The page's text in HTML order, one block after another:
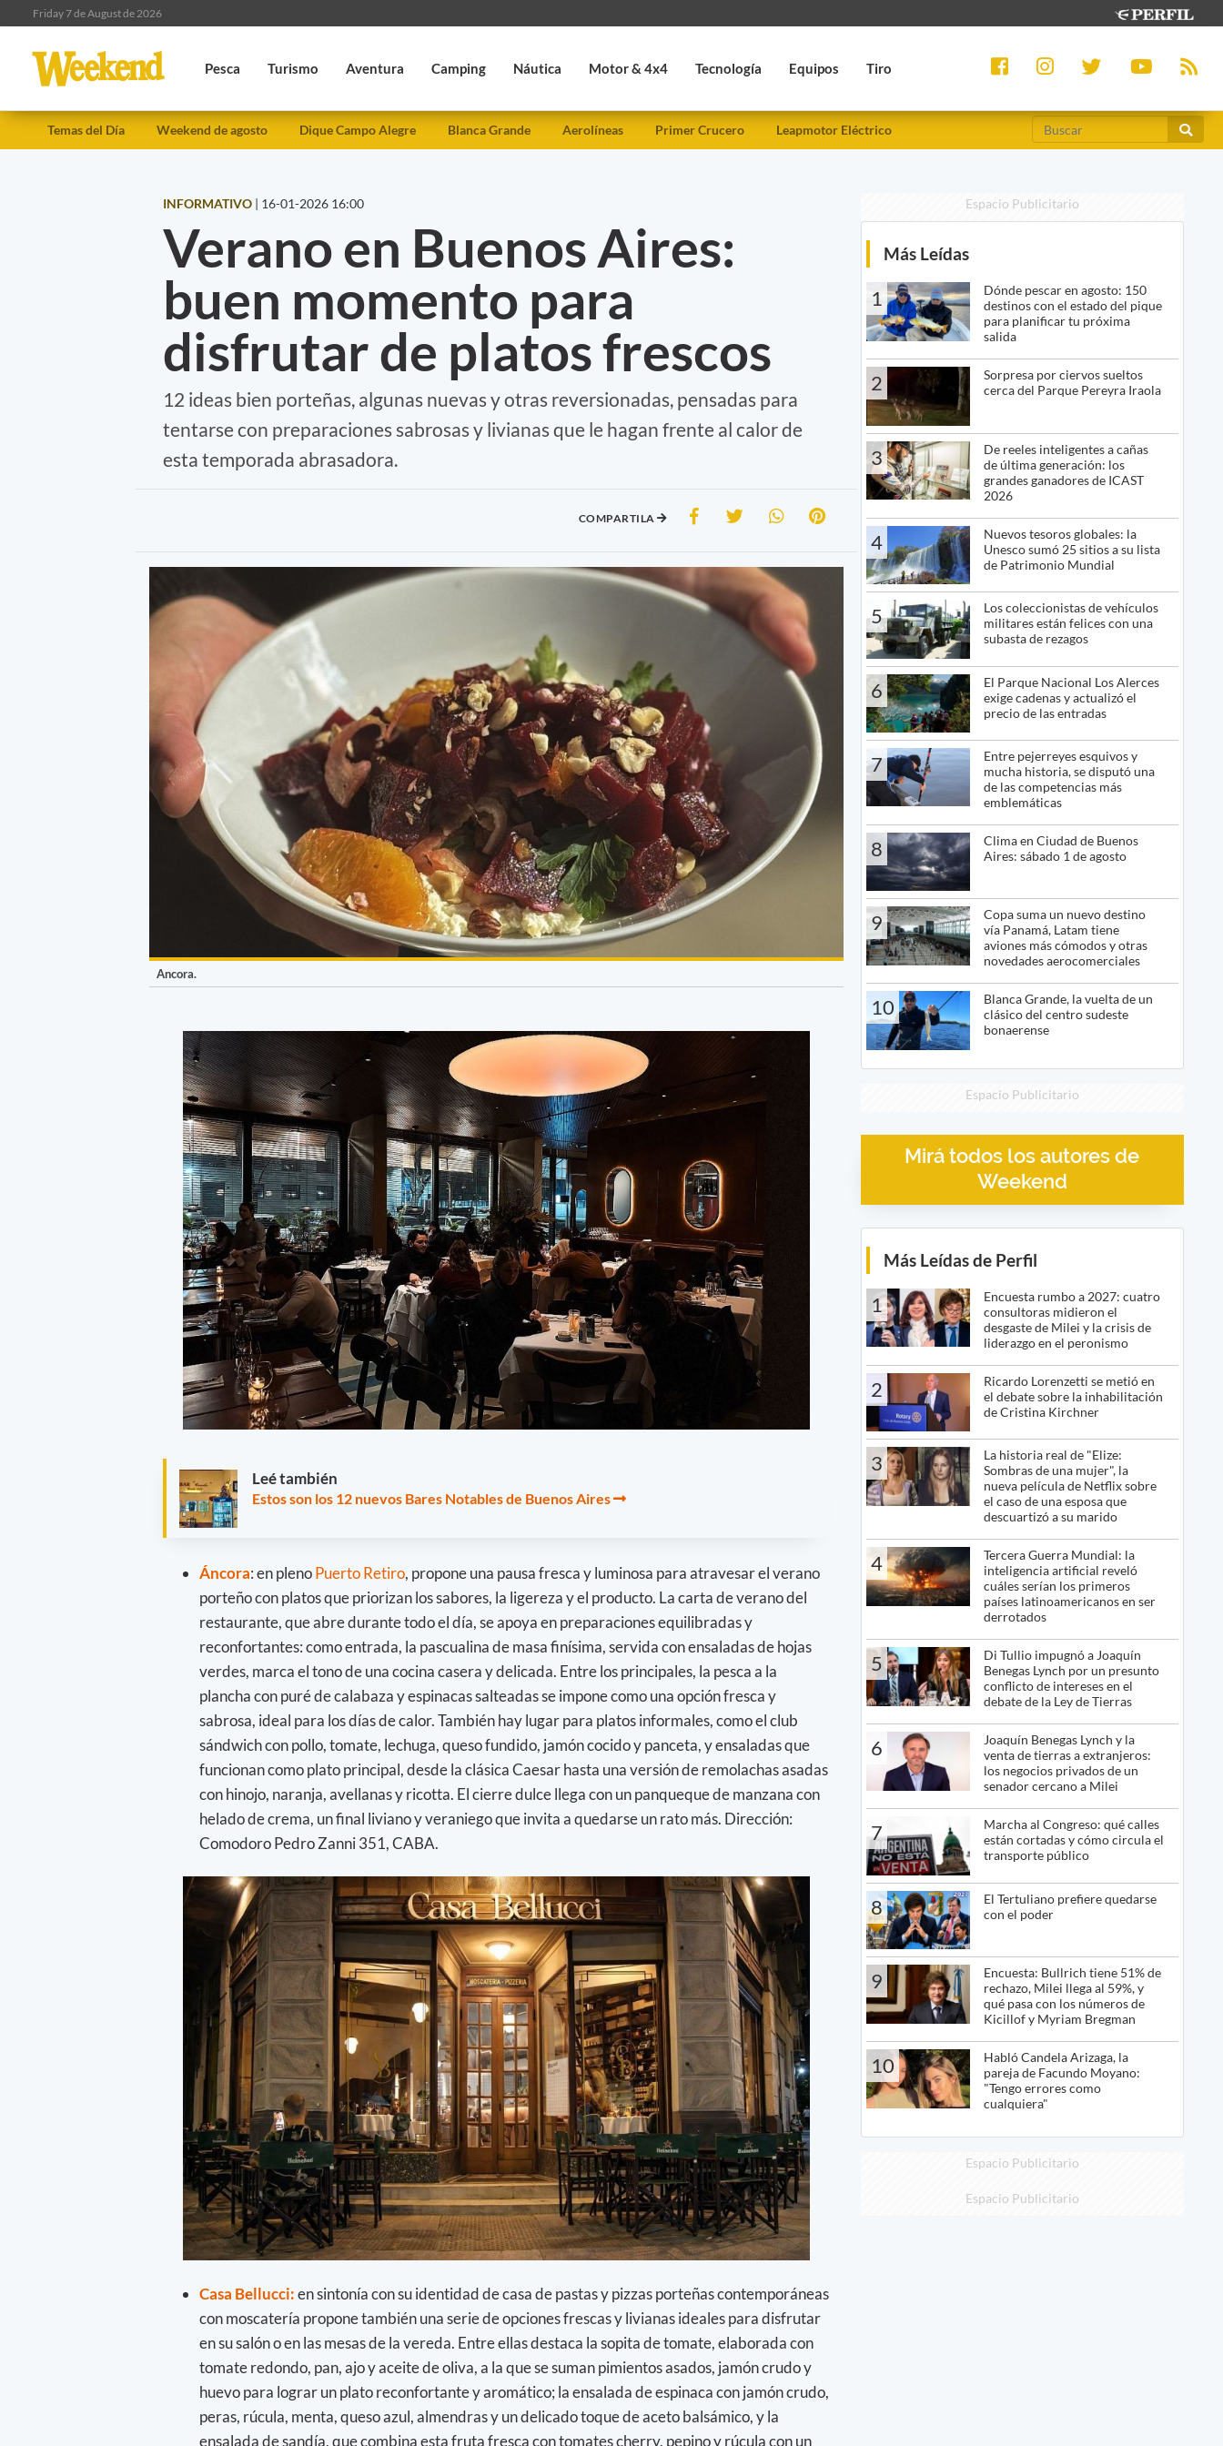
Friday 7 de August de 2026
Pesca Turismo Aventura Camping Náutica Motor & 4x4 Tecnología Equipos Tiro
Temas del Día Weekend de agosto Dique Campo Alegre Blanca Grande Aerolíneas Primer Crucero Leapmotor Eléctrico
INFORMATIVO | 16-01-2026 16:00
Verano en Buenos Aires:
buen momento para
disfrutar de platos frescos
12 ideas bien porteñas, algunas nuevas y otras reversionadas, pensadas para
tentarse con preparaciones sabrosas y livianas que le hagan frente al calor de
esta temporada abrasadora.
COMPARTILA
Ancora.
Leé también
Estos son los 12 nuevos Bares Notables de Buenos Aires
Áncora: en plenoPuerto Retiro, propone una pausa fresca y luminosa para atravesar el verano
porteño con platos que priorizan los sabores, la ligereza y el producto. La carta de verano del
restaurante, que abre durante todo el día, se apoya en preparaciones equilibradas y
reconfortantes: como entrada, la pascualina de masa finísima, servida con ensaladas de hojas
verdes, marca el tono de una cocina casera y delicada. Entre los principales, la pesca a la
plancha con puré de calabaza y espinacas salteadas se impone como una opción fresca y
sabrosa, ideal para los días de calor. También hay lugar para platos informales, como el club
sándwich con pollo, tomate, lechuga, queso fundido, jamón cocido y panceta, y ensaladas que
funcionan como plato principal, desde la clásica Caesar hasta una versión de remolachas asadas
con hinojo, naranja, avellanas y ricotta. El cierre dulce llega con un panqueque de manzana con
helado de crema, un final liviano y veraniego que invita a quedarse un rato más. Dirección:
Comodoro Pedro Zanni 351, CABA.
Casa Bellucci:en sintonía con su identidad de casa de pastas y pizzas porteñas contemporáneas
con moscatería propone también una serie de opciones frescas y livianas ideales para disfrutar
en su salón o en las mesas de la vereda. Entre ellas destaca la sopita de tomate, elaborada con
tomate redondo, pan, ajo y aceite de oliva, a la que se suman pimientos asados, jamón crudo y
huevo para lograr un plato reconfortante y aromático; la ensalada de espinaca con jamón crudo,
peras, rúcula, menta, queso azul, almendras y un delicado toque de aceto balsámico, y la
ensalada de sandía, que combina esta fruta fresca con tomates cherry, pepino y rúcula con un
Espacio Publicitario
Más Leídas
1
Dónde pescar en agosto: 150
destinos con el estado del pique
para planificar tu próxima
salida
2
Sorpresa por ciervos sueltos
cerca del Parque Pereyra Iraola
3
De reeles inteligentes a cañas
de última generación: los
grandes ganadores de ICAST
2026
4
Nuevos tesoros globales: la
Unesco sumó 25 sitios a su lista
de Patrimonio Mundial
5
Los coleccionistas de vehículos
militares están felices con una
subasta de rezagos
6
El Parque Nacional Los Alerces
exige cadenas y actualizó el
precio de las entradas
7
Entre pejerreyes esquivos y
mucha historia, se disputó una
de las competencias más
emblemáticas
8
Clima en Ciudad de Buenos
Aires: sábado 1 de agosto
9
Copa suma un nuevo destino
vía Panamá, Latam tiene
aviones más cómodos y otras
novedades aerocomerciales
10
Blanca Grande, la vuelta de un
clásico del centro sudeste
bonaerense
Espacio Publicitario
Mirá todos los autores de
Weekend
Más Leídas de Perfil
1
Encuesta rumbo a 2027: cuatro
consultoras midieron el
desgaste de Milei y la crisis de
liderazgo en el peronismo
2
Ricardo Lorenzetti se metió en
el debate sobre la inhabilitación
de Cristina Kirchner
3
La historia real de "Elize:
Sombras de una mujer", la
nueva película de Netflix sobre
el caso de una esposa que
descuartizó a su marido
4
Tercera Guerra Mundial: la
inteligencia artificial reveló
cuáles serían los primeros
países latinoamericanos en ser
derrotados
5
Di Tullio impugnó a Joaquín
Benegas Lynch por un presunto
conflicto de intereses en el
debate de la Ley de Tierras
6
Joaquín Benegas Lynch y la
venta de tierras a extranjeros:
los negocios privados de un
senador cercano a Milei
7
Marcha al Congreso: qué calles
están cortadas y cómo circula el
transporte público
8
El Tertuliano prefiere quedarse
con el poder
9
Encuesta: Bullrich tiene 51% de
rechazo, Milei llega al 59%, y
qué pasa con los números de
Kicillof y Myriam Bregman
10
Habló Candela Arizaga, la
pareja de Facundo Moyano:
"Tengo errores como
cualquiera"
Espacio Publicitario
Espacio Publicitario